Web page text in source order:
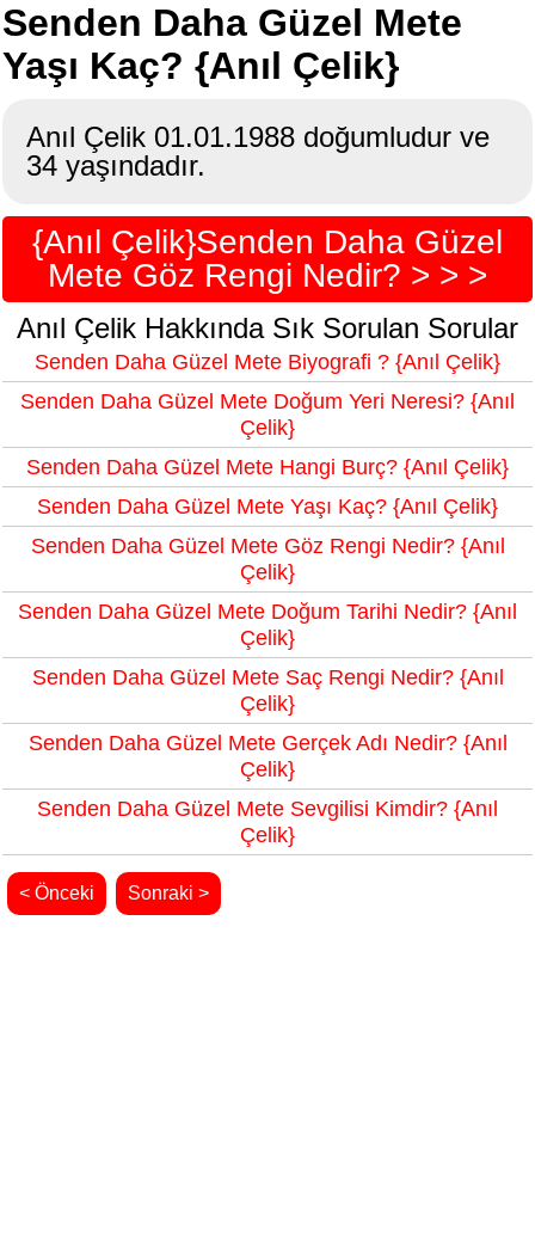
Senden Daha Güzel Mete
Yaşı Kaç? {Anıl Çelik}
Anıl Çelik 01.01.1988 doğumludur ve
34 yaşındadır.
{Anıl Çelik}Senden Daha Güzel
Mete Göz Rengi Nedir? > > >
Anıl Çelik Hakkında Sık Sorulan Sorular
Senden Daha Güzel Mete Biyografi ? {Anıl Çelik}
Senden Daha Güzel Mete Doğum Yeri Neresi? {Anıl
Çelik}
Senden Daha Güzel Mete Hangi Burç? {Anıl Çelik}
Senden Daha Güzel Mete Yaşı Kaç? {Anıl Çelik}
Senden Daha Güzel Mete Göz Rengi Nedir? {Anıl
Çelik}
Senden Daha Güzel Mete Doğum Tarihi Nedir? {Anıl
Çelik}
Senden Daha Güzel Mete Saç Rengi Nedir? {Anıl
Çelik}
Senden Daha Güzel Mete Gerçek Adı Nedir? {Anıl
Çelik}
Senden Daha Güzel Mete Sevgilisi Kimdir? {Anıl
Çelik}
< Önceki Sonraki >